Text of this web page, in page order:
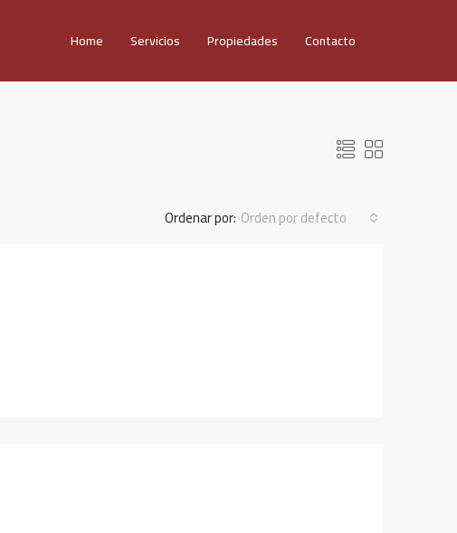
Home Servicios Propiedades Contacto
Ordenar por: Orden por defecto